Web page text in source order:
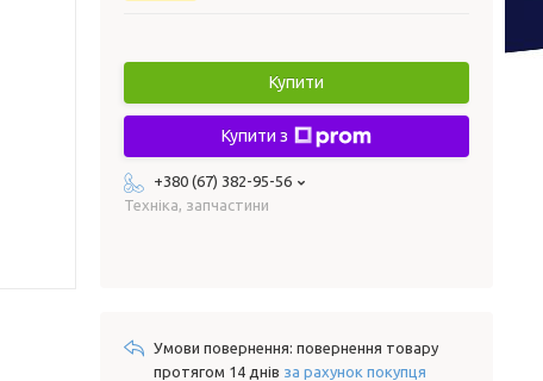
Купити
Купити з
+380 (67) 382-95-56
Техніка, запчастини
повернення товару
протягом 14 днів за рахунок покупця